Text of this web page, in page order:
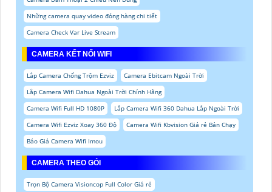
Những camera quay video đóng hàng chi tiết
Camera Check Var Live Stream
CAMERA KẾT NỐI WIFI
Lắp Camera Chống Trộm Ezviz
Camera Ebitcam Ngoài Trời
Lắp Camera Wifi Dahua Ngoài Trời Chính Hãng
Camera Wifi Full HD 1080P
Lắp Camera Wifi 360 Dahua Lắp Ngoài Trời
Camera Wifi Ezviz Xoay 360 Độ
Camera Wifi Kbvision Giá rẻ Bán Chạy
Báo Giá Camera Wifi Imou
CAMERA THEO GÓI
Trọn Bộ Camera Visioncop Full Color Giá rẻ